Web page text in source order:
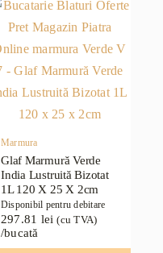
Marmura
Glaf Marmură Verde
India Lustruită Bizotat
1L 120 X 25 X 2cm
Disponibil pentru debitare
297.81 lei (cu TVA)
/bucată